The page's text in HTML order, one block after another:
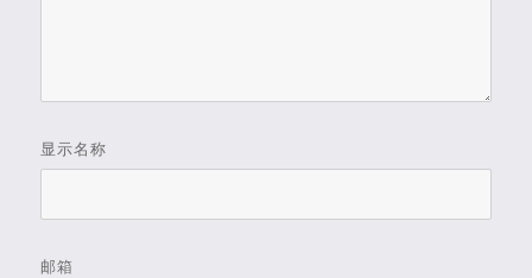
显示名称
邮箱